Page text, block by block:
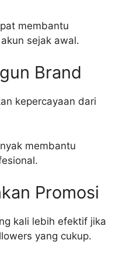
membantu
sejak awal.
Brand
kepercayaan dari
membantu
Promosi
kali lebih efektif jika
yang cukup.